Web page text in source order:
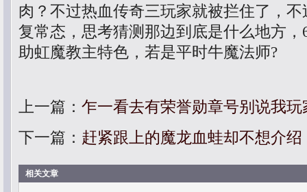
肉？不过热血传奇三玩家就被拦住了，
复常态，思考猜测那边到底是什么地方
助虹魔教主特色，若是平时牛魔法师?
上一篇： 乍一看去有荣誉勋章号别说我玩
下一篇： 赶紧跟上的魔龙血蛙却不想介绍
相关文章